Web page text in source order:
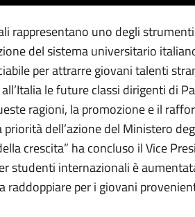
rappresentano uno degli
del sistema universitario
per attrarre giovani talenti
le future classi dirigenti di
ragioni, la promozione e il
dell’azione del Ministero
crescita” ha concluso il Vice
studenti internazionali è
raddoppiare per i giovani